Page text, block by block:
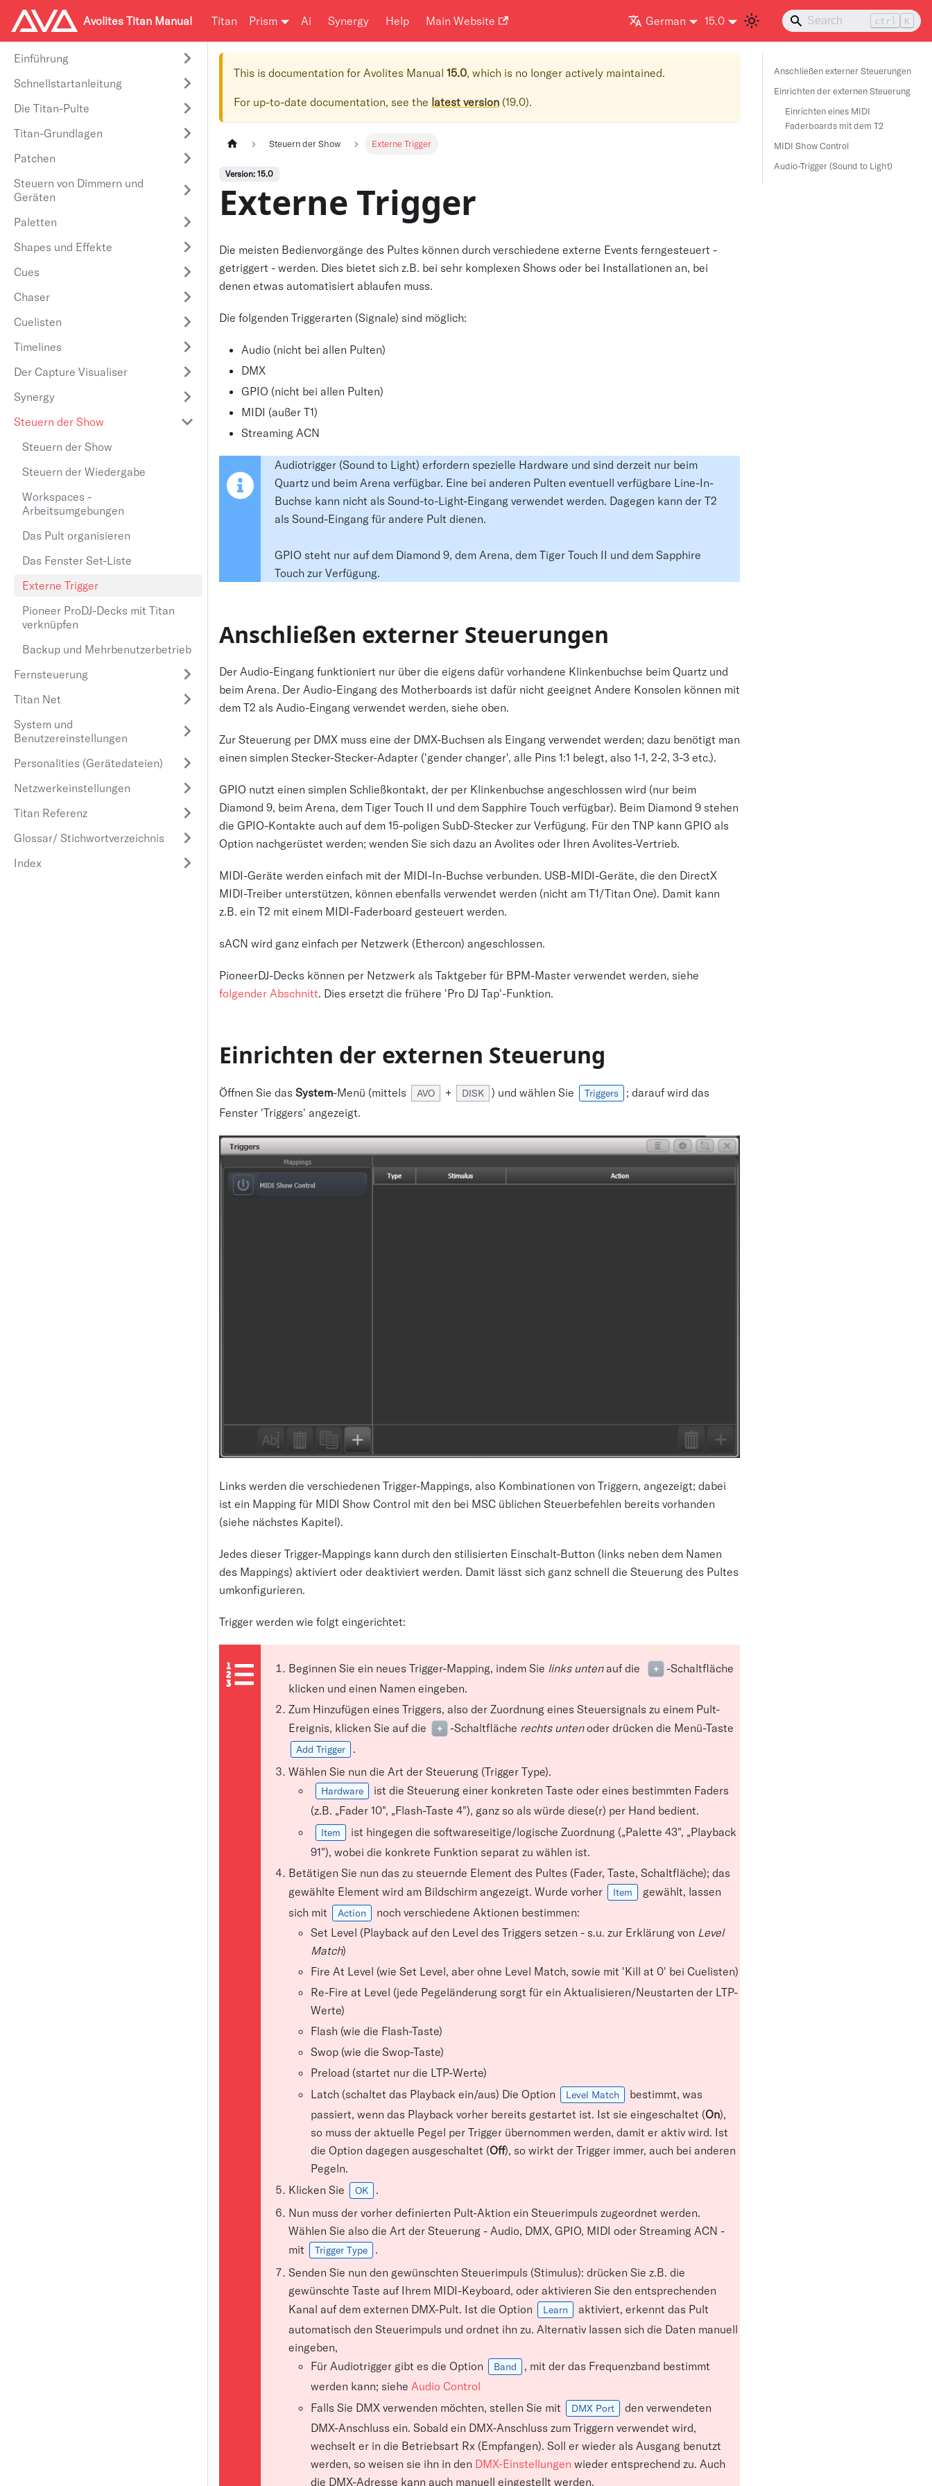
Avolites Titan Manual Titan Prism Ai Synergy Help Main Website German 15.0 ctrl K
Einführung
Schnellstartanleitung
Die Titan-Pulte
Titan-Grundlagen
Patchen
Steuern von Dimmern und
Geräten
Paletten
Shapes und Effekte
Cues
Chaser
Cuelisten
Timelines
Der Capture Visualiser
Synergy
Steuern der Show
Steuern der Show
Steuern der Wiedergabe
Workspaces -
Arbeitsumgebungen
Das Pult organisieren
Das Fenster Set-Liste
Externe Trigger
Pioneer ProDJ-Decks mit Titan
verknüpfen
Backup und Mehrbenutzerbetrieb
Fernsteuerung
Titan Net
System und
Benutzereinstellungen
Personalities (Gerätedateien)
Netzwerkeinstellungen
Titan Referenz
Glossar/ Stichwortverzeichnis
Index
This is documentation for Avolites Manual 15.0, which is no longer actively maintained.
For up-to-date documentation, see the latest version (19.0).
Steuern der Show Externe Trigger
Version: 15.0
Externe Trigger
Die meisten Bedienvorgänge des Pultes können durch verschiedene externe Events ferngesteuert -
getriggert - werden. Dies bietet sich z.B. bei sehr komplexen Shows oder bei Installationen an, bei
denen etwas automatisiert ablaufen muss.
Die folgenden Triggerarten (Signale) sind möglich:
Audio (nicht bei allen Pulten)
DMX
GPIO (nicht bei allen Pulten)
MIDI (außer T1)
Streaming ACN
Audiotrigger (Sound to Light) erfordern spezielle Hardware und sind derzeit nur beim
Quartz und beim Arena verfügbar. Eine bei anderen Pulten eventuell verfügbare Line-In-
Buchse kann nicht als Sound-to-Light-Eingang verwendet werden. Dagegen kann der T2
als Sound-Eingang für andere Pult dienen.
GPIO steht nur auf dem Diamond 9, dem Arena, dem Tiger Touch II und dem Sapphire
Touch zur Verfügung.
Anschließen externer Steuerungen
Der Audio-Eingang funktioniert nur über die eigens dafür vorhandene Klinkenbuchse beim Quartz und
beim Arena. Der Audio-Eingang des Motherboards ist dafür nicht geeignet Andere Konsolen können mit
dem T2 als Audio-Eingang verwendet werden, siehe oben.
Zur Steuerung per DMX muss eine der DMX-Buchsen als Eingang verwendet werden; dazu benötigt man
einen simplen Stecker-Stecker-Adapter ('gender changer', alle Pins 1:1 belegt, also 1-1, 2-2, 3-3 etc.).
GPIO nutzt einen simplen Schließkontakt, der per Klinkenbuchse angeschlossen wird (nur beim
Diamond 9, beim Arena, dem Tiger Touch II und dem Sapphire Touch verfügbar). Beim Diamond 9 stehen
die GPIO-Kontakte auch auf dem 15-poligen SubD-Stecker zur Verfügung. Für den TNP kann GPIO als
Option nachgerüstet werden; wenden Sie sich dazu an Avolites oder Ihren Avolites-Vertrieb.
MIDI-Geräte werden einfach mit der MIDI-In-Buchse verbunden. USB-MIDI-Geräte, die den DirectX
MIDI-Treiber unterstützen, können ebenfalls verwendet werden (nicht am T1/Titan One). Damit kann
z.B. ein T2 mit einem MIDI-Faderboard gesteuert werden.
sACN wird ganz einfach per Netzwerk (Ethercon) angeschlossen.
PioneerDJ-Decks können per Netzwerk als Taktgeber für BPM-Master verwendet werden, siehe
folgender Abschnitt. Dies ersetzt die frühere 'Pro DJ Tap'-Funktion.
Einrichten der externen Steuerung
Öffnen Sie das System-Menü (mittels AVO + DISK ) und wählen Sie Triggers
; darauf wird das
Fenster 'Triggers' angezeigt.
Links werden die verschiedenen Trigger-Mappings, also Kombinationen von Triggern, angezeigt; dabei
ist ein Mapping für MIDI Show Control mit den bei MSC üblichen Steuerbefehlen bereits vorhanden
(siehe nächstes Kapitel).
Jedes dieser Trigger-Mappings kann durch den stilisierten Einschalt-Button (links neben dem Namen
des Mappings) aktiviert oder deaktiviert werden. Damit lässt sich ganz schnell die Steuerung des Pultes
umkonfigurieren.
Trigger werden wie folgt eingerichtet:
Beginnen Sie ein neues Trigger-Mapping, indem Sie links untenauf die +
-Schaltfläche
klicken und einen Namen eingeben.
Zum Hinzufügen eines Triggers, also der Zuordnung eines Steuersignals zu einem Pult-
Ereignis, klicken Sie auf die
+ -Schaltfläche rechts untenoder drücken die Menü-Taste
Add Trigger
.
Wählen Sie nun die Art der Steuerung (Trigger Type).
Hardware
ist die Steuerung einer konkreten Taste oder eines bestimmten Faders
(z.B. „Fader 10", „Flash-Taste 4"), ganz so als würde diese(r) per Hand bedient.
Item
ist hingegen die softwareseitige/logische Zuordnung („Palette 43", „Playback
91"), wobei die konkrete Funktion separat zu wählen ist.
Betätigen Sie nun das zu steuernde Element des Pultes (Fader, Taste, Schaltfläche); das
gewählte Element wird am Bildschirm angezeigt. Wurde vorher
Item
gewählt, lassen
sich mit
Action
noch verschiedene Aktionen bestimmen:
Set Level (Playback auf den Level des Triggers setzen - s.u. zur Erklärung von Level
Match)
Fire At Level (wie Set Level, aber ohne Level Match, sowie mit 'Kill at 0' bei Cuelisten)
Re-Fire at Level (jede Pegeländerung sorgt für ein Aktualisieren/Neustarten der LTP-
Werte)
Flash (wie die Flash-Taste)
Swop (wie die Swop-Taste)
Preload (startet nur die LTP-Werte)
Latch (schaltet das Playback ein/aus) Die Option
Level Match
bestimmt, was
passiert, wenn das Playback vorher bereits gestartet ist. Ist sie eingeschaltet (On),
so muss der aktuelle Pegel per Trigger übernommen werden, damit er aktiv wird. Ist
die Option dagegen ausgeschaltet (Off), so wirkt der Trigger immer, auch bei anderen
Pegeln.
Klicken Sie
OK
.
Nun muss der vorher definierten Pult-Aktion ein Steuerimpuls zugeordnet werden.
Wählen Sie also die Art der Steuerung - Audio, DMX, GPIO, MIDI oder Streaming ACN -
mit
Trigger Type
.
Senden Sie nun den gewünschten Steuerimpuls (Stimulus): drücken Sie z.B. die
gewünschte Taste auf Ihrem MIDI-Keyboard, oder aktivieren Sie den entsprechenden
Kanal auf dem externen DMX-Pult. Ist die Option
Learn
aktiviert, erkennt das Pult
automatisch den Steuerimpuls und ordnet ihn zu. Alternativ lassen sich die Daten manuell
eingeben,
Für Audiotrigger gibt es die Option
Band
, mit der das Frequenzband bestimmt
werden kann; siehe Audio Control
Falls Sie DMX verwenden möchten, stellen Sie mit
DMX Port
den verwendeten
DMX-Anschluss ein. Sobald ein DMX-Anschluss zum Triggern verwendet wird,
wechselt er in die Betriebsart Rx (Empfangen). Soll er wieder als Ausgang benutzt
werden, so weisen sie ihn in den DMX-Einstellungen wieder entsprechend zu. Auch
die DMX-Adresse kann auch manuell eingestellt werden.
Anschließen externer Steuerungen
Einrichten der externen Steuerung
Einrichten eines MIDI
Faderboards mit dem T2
MIDI Show Control
Audio-Trigger (Sound to Light)